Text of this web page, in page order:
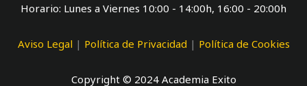
Horario: Lunes a Viernes 10:00 - 14:00h, 16:00 - 20:00h
Aviso Legal | Política de Privacidad | Política de Cookies
Copyright © 2024 Academia Exito